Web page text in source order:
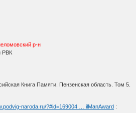
р-н
РВК
Книга Памяти. Пензенская область. Том 5.
naroda.ru/?#id=169004 … ilManAward :